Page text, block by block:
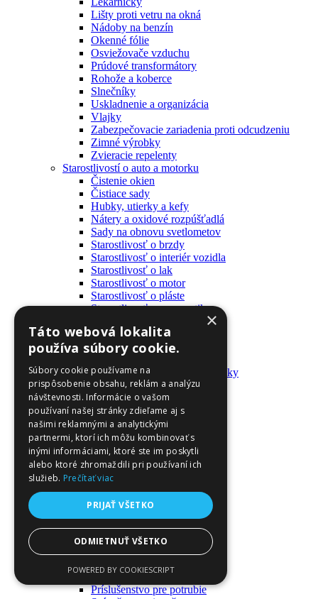
Lišty proti vetru na okná
Nádoby na benzín
Okenné fólie
Osviežovače vzduchu
Prúdové transformátory
Rohože a koberce
Slnečníky
Uskladnenie a organizácia
Vlajky
Zabezpečovacie zariadenia proti odcudzeniu
Zimné výrobky
Zvieracie repelenty
Starostlivostí o auto a motorku
Čistenie okien
Čistiace sady
Hubky, utierky a kefy
Nátery a oxidové rozpúšťadlá
Sady na obnovu svetlometov
Starostlivosť o brzdy
Starostlivosť o interiér vozidla
Starostlivosť o lak
Starostlivosť o motor
Starostlivosť o pláste
Starostlivosť o pneumatiky
Batohy a tašky
Kľúčenky
Oblečenie
Zmývateľné tetovačky a nálepky
Domáci majster a nástroje
Elektrické zapojenie
Časové spínače
Diferenciálne spínače
Domové zvončeky
Elektrické káble
Káble
Káblové navijáky
Monitory napájania
Nástenné dosky a rámy
Nástroje a ovládače
Podávače
Príruby
Príslušenstvo pre potrubie
×
Táto webová lokalita
používa súbory cookie.
Súbory cookie používame na
prispôsobenie obsahu, reklám a analýzu
návštevnosti. Informácie o vašom
používaní našej stránky zdieľame aj s
našimi reklamnými a analytickými
partnermi, ktorí ich môžu kombinovať s
inými informáciami, ktoré ste im poskytli
alebo ktoré zhromaždili pri používaní ich
služieb. Prečítať viac
PRIJAŤ VŠETKO
ODMIETNUŤ VŠETKO
POWERED BY COOKIESCRIPT